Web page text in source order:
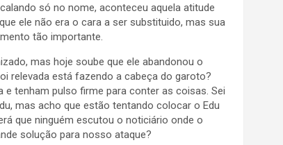
só no nome, aconteceu aquela atitude
ele não era o cara a ser substituido, mas sua
tão importante.
mas hoje soube que ele abandonou o
relevada está fazendo a cabeça do garoto?
tenham pulso firme para conter as coisas. Sei
mas acho que estão tentando colocar o Edu
que ninguém escutou o noticiário onde o
solução para nosso ataque?